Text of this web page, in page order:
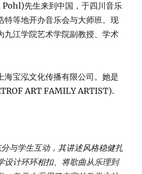
先生来到中国，于四川音乐
特等地开办音乐会与大师班。现
九江学院艺术学院副教授、学术
海宝泓文化传播有限公司。她是
ART FAMILY ARTIST).
与学生互动，其讲述风格稳健扎
设计环环相扣、将歌曲从乐理到